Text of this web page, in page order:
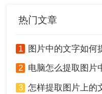
就按大家最常用的场景（
装、批量处理、手机自带
定格式转换的烦恼。
热门文章
1 图片中的文字如何提取
2 电脑怎么提取图片中的文
3 怎样提取图片上的文